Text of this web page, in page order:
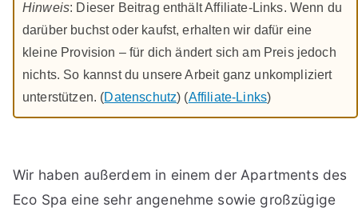
Hinweis: Dieser Beitrag enthält Affiliate-Links. Wenn du
darüber buchst oder kaufst, erhalten wir dafür eine
kleine Provision – für dich ändert sich am Preis jedoch
nichts. So kannst du unsere Arbeit ganz unkompliziert
unterstützen. (Datenschutz) (Affiliate-Links)
Wir haben außerdem in einem der Apartments des
Eco Spa eine sehr angenehme sowie großzügige